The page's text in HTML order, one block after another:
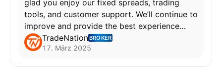
glad you enjoy our fixed spreads, trading
tools, and customer support. We’ll continue to
improve and provide the best experience
possible.TradeNationBROKER
17. März 2025